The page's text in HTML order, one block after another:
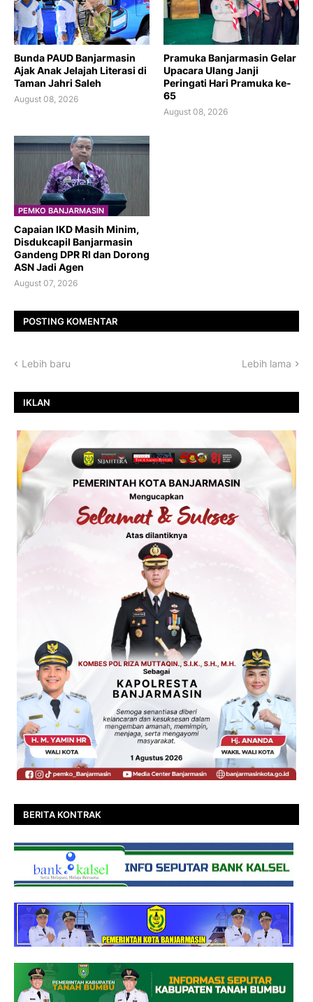
Bunda PAUD Banjarmasin
Ajak Anak Jelajah Literasi di
Taman Jahri Saleh
August 08, 2026
Pramuka Banjarmasin Gelar
Upacara Ulang Janji
Peringati Hari Pramuka ke-
65
August 08, 2026
PEMKO BANJARMASIN
Capaian IKD Masih Minim,
Disdukcapil Banjarmasin
Gandeng DPR RI dan Dorong
ASN Jadi Agen
August 07, 2026
POSTING KOMENTAR
Lebih baru Lebih lama
IKLAN
BERITA KONTRAK